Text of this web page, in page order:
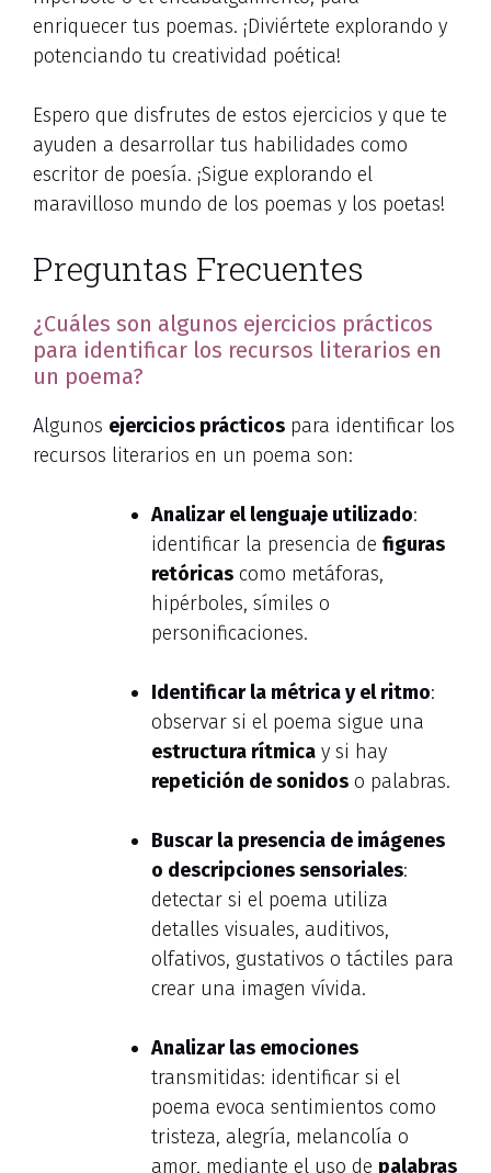
enriquecer tus poemas. ¡Diviértete explorando y
potenciando tu creatividad poética!
Espero que disfrutes de estos ejercicios y que te
ayuden a desarrollar tus habilidades como
escritor de poesía. ¡Sigue explorando el
maravilloso mundo de los poemas y los poetas!
Preguntas Frecuentes
¿Cuáles son algunos ejercicios prácticos
para identificar los recursos literarios en
un poema?
Algunos ejercicios prácticos para identificar los
recursos literarios en un poema son:
Analizar el lenguaje utilizado:
identificar la presencia de figuras
retóricas como metáforas,
hipérboles, símiles o
personificaciones.
Identificar la métrica y el ritmo:
observar si el poema sigue una
estructura rítmica y si hay
repetición de sonidos o palabras.
Buscar la presencia de imágenes
o descripciones sensoriales:
detectar si el poema utiliza
detalles visuales, auditivos,
olfativos, gustativos o táctiles para
crear una imagen vívida.
Analizar las emociones
transmitidas: identificar si el
poema evoca sentimientos como
tristeza, alegría, melancolía o
amor, mediante el uso de palabras